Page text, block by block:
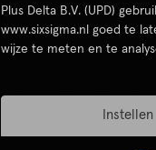
Plus Delta B.V. (UPD)
www.sixsigma.nl goed te
wijze te meten en te
Instellen